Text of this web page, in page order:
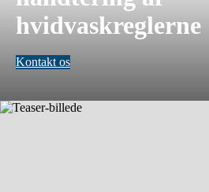
hvidvaskreglerne
Kontakt os